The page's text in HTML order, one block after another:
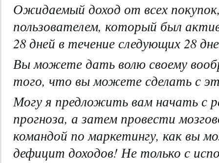
Ожидаемый доход от всех
пользователем, который был
28 дней в течение следующих 28
Вы можете дать волю своему
того, что вы можете сделать с
Могу я предложить вам начать с
прогноза, а затем провести
командой по маркетингу, как вы
дефицит доходов! Не только с